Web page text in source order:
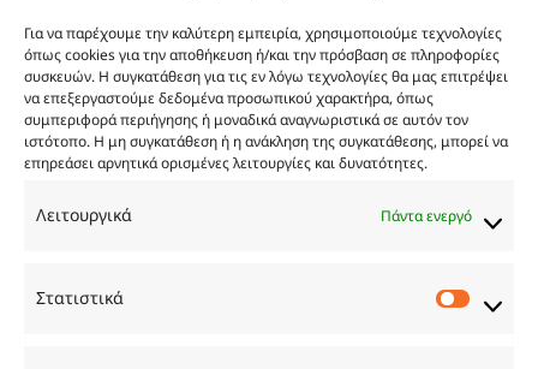
Για να παρέχουμε την καλύτερη εμπειρία, χρησιμοποιούμε τεχνολογίες
όπως cookies για την αποθήκευση ή/και την πρόσβαση σε πληροφορίες
συσκευών. Η συγκατάθεση για τις εν λόγω τεχνολογίες θα μας επιτρέψει
να επεξεργαστούμε δεδομένα προσωπικού χαρακτήρα, όπως
συμπεριφορά περιήγησης ή μοναδικά αναγνωριστικά σε αυτόν τον
ιστότοπο. Η μη συγκατάθεση ή η ανάκληση της συγκατάθεσης, μπορεί να
επηρεάσει αρνητικά ορισμένες λειτουργίες και δυνατότητες.
Λειτουργικά Πάντα ενεργό
Στατιστικά